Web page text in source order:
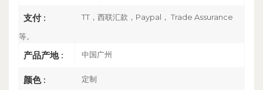
支付 : TT，西联汇款，Paypal， Trade Assurance
等。
产品产地 : 中国广州
颜色 : 定制